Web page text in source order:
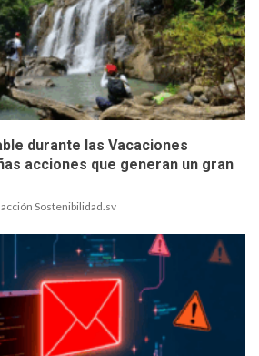
durante las Vacaciones
acciones que generan un gran
Sostenibilidad.sv